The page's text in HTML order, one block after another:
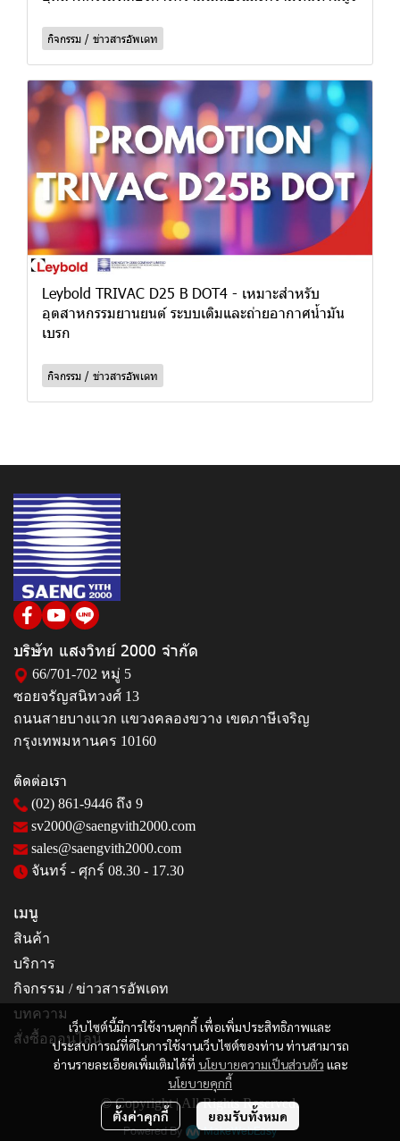
กิจกรรม / ข่าวสารอัพเดท
Leybold TRIVAC D25 B DOT4 - เหมาะสำหรับ
อุตสาหกรรมยานยนต์ ระบบเติมและถ่ายอากาศน้ำมัน
เบรก
กิจกรรม / ข่าวสารอัพเดท
เว็บไซต์นี้มีการใช้งานคุกกี้ เพื่อเพิ่มประสิทธิภาพและ
ประสบการณ์ที่ดีในการใช้งานเว็บไซต์ของท่าน ท่านสามารถ
อ่านรายละเอียดเพิ่มเติมได้ที่ นโยบายความเป็นส่วนตัว และ
นโยบายคุกกี้
ตั้งค่าคุกกี้ ยอมรับทั้งหมด
บริษัท แสงวิทย์ 2000 จำกัด
66/701-702 หมู่ 5
ซอยจรัญสนิทวงศ์ 13
ถนนสายบางแวก แขวงคลองขวาง เขตภาษีเจริญ
กรุงเทพมหานคร 10160
ติดต่อเรา
(02) 861-9446 ถึง 9
sv2000@saengvith2000.com
sales@saengvith2000.com
จันทร์ - ศุกร์ 08.30 - 17.30
เมนู
สินค้า
บริการ
กิจกรรม / ข่าวสารอัพเดท
บทความ
สั่งซื้อออนไลน์
© Copyright | All Rights Reserved.
Powered By MakeWebEasy